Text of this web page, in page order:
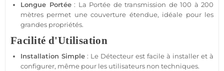
Longue Portée: La Portée de transmission de 100 à 200
mètres permet une couverture étendue, idéale pour les
grandes propriétés.
Facilité d'Utilisation
Installation Simple : Le Détecteur est facile à installer et à
configurer, même pour les utilisateurs non techniques.